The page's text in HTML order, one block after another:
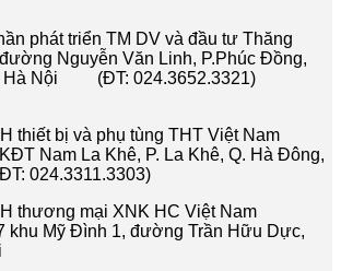
phát triển TM DV và đầu tư Thăng
Nguyễn Văn Linh, P.Phúc Đồng,
Hà Nội (ĐT: 024.3652.3321)
thiết bị và phụ tùng THT Việt Nam
Nam La Khê, P. La Khê, Q. Hà Đông,
024.3311.3303)
thương mại XNK HC Việt Nam
khu Mỹ Đình 1, đường Trần Hữu Dực,